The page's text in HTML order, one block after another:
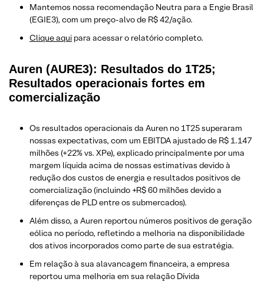
Mantemos nossa recomendação Neutra para a Engie Brasil
(EGIE3), com um preço-alvo de R$ 42/ação.
​Clique aqui para acessar o relatório completo.
Auren (AURE3): Resultados do 1T25;
Resultados operacionais fortes em
comercialização
Os resultados operacionais da Auren no 1T25 superaram
nossas expectativas, com um EBITDA ajustado de R$ 1.147
milhões (+22% vs. XPe), explicado principalmente por uma
margem líquida acima de nossas estimativas devido à
redução dos custos de energia e resultados positivos de
comercialização (incluindo +R$ 60 milhões devido a
diferenças de PLD entre os submercados).
Além disso, a Auren reportou números positivos de geração
eólica no período, refletindo a melhoria na disponibilidade
dos ativos incorporados como parte de sua estratégia.
Em relação à sua alavancagem financeira, a empresa
reportou uma melhoria em sua relação Dívida